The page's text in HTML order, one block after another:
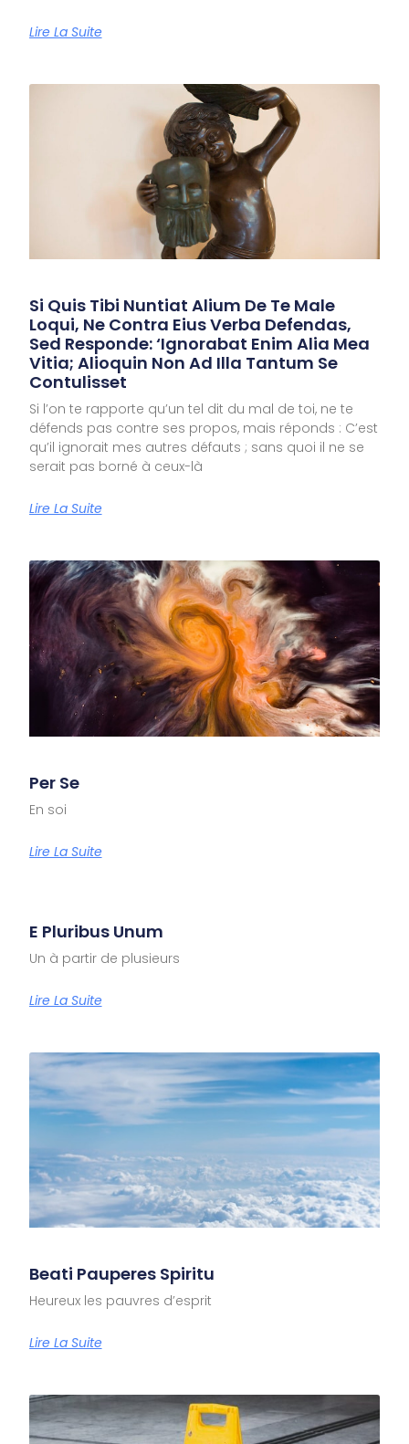
Lire La Suite
Si Quis Tibi Nuntiat Alium De Te Male
Loqui, Ne Contra Eius Verba Defendas,
Sed Responde: ‘Ignorabat Enim Alia Mea
Vitia; Alioquin Non Ad Illa Tantum Se
Contulisset
Si l’on te rapporte qu’un tel dit du mal de toi, ne te
défends pas contre ses propos, mais réponds : C’est
qu’il ignorait mes autres défauts ; sans quoi il ne se
serait pas borné à ceux-là
Lire La Suite
Per Se
En soi
Lire La Suite
E Pluribus Unum
Un à partir de plusieurs
Lire La Suite
Beati Pauperes Spiritu
Heureux les pauvres d’esprit
Lire La Suite